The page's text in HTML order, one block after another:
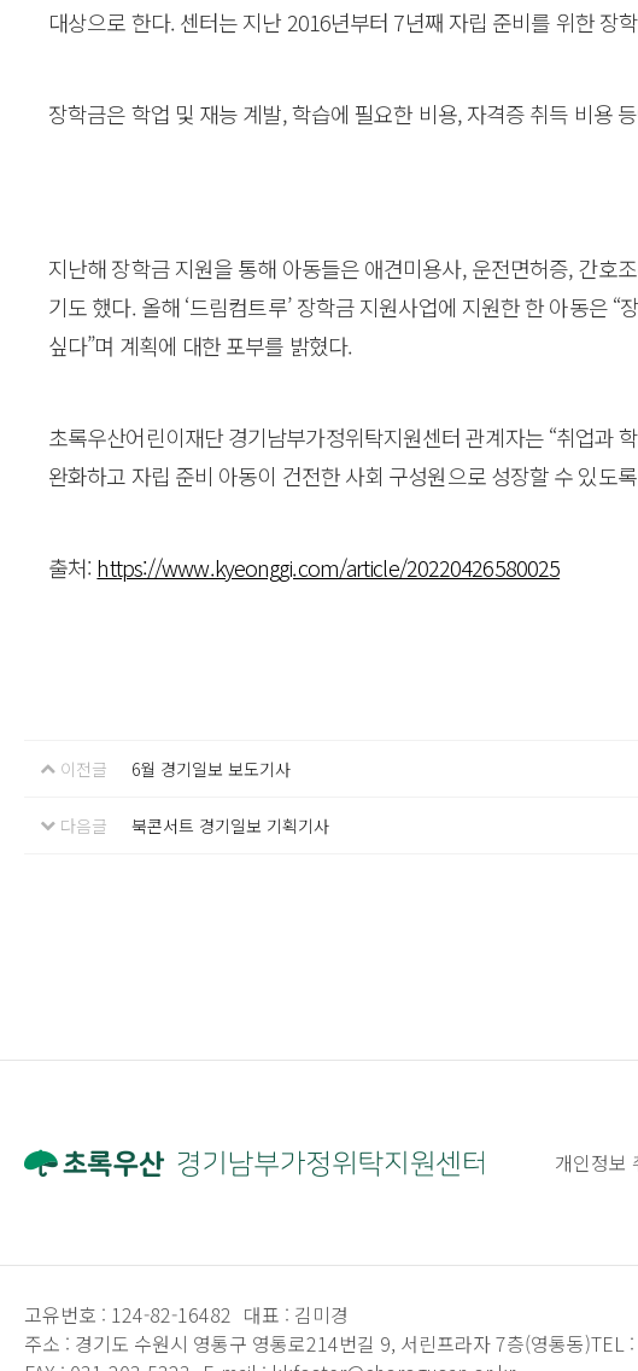
대상으로 한다. 센터는 지난 2016년부터 7년째 자립 준비를 위한 장
장학금은 학업 및 재능 계발, 학습에 필요한 비용, 자격증 취득 비용
지난해 장학금 지원을 통해 아동들은 애견미용사, 운전면허증, 간호
기도 했다. 올해 ‘드림컴트루’ 장학금 지원사업에 지원한 한 아동은
싶다”며 계획에 대한 포부를 밝혔다.
초록우산어린이재단 경기남부가정위탁지원센터 관계자는 “취업과
완화하고 자립 준비 아동이 건전한 사회 구성원으로 성장할 수 있도
출처: https://www.kyeonggi.com/article/20220426580025
이전글 6월 경기일보 보도기사
다음글 북콘서트 경기일보 기획기사
개인정보
고유번호 : 124-82-16482 대표 : 김미경
주소 : 경기도 수원시 영통구 영통로214번길 9, 서린프라자 7층(영통동)TEL :